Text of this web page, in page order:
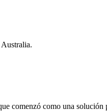
comenzó como una